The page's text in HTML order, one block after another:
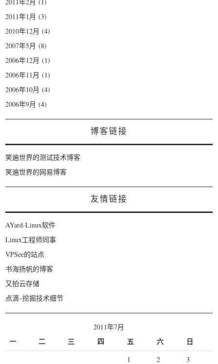
2011年1月 (3)
2010年12月 (4)
2007年5月 (8)
2006年12月 (1)
2006年11月 (1)
2006年10月 (4)
2006年9月 (4)
博客链接
笑遍世界的测试技术博客
笑遍世界的网易博客
友情链接
AYard-Linux软件
Linux工程师同事
VPSee的站点
书海扬帆的博客
又拍云存储
点滴–挖掘技术细节
2011年7月
一 二 三 四 五 六 日
1 2 3